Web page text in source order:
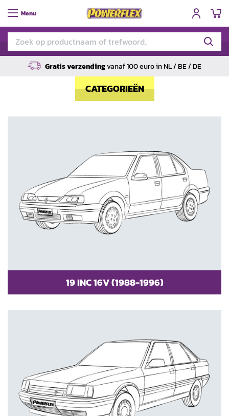
Menu
Gratis verzendingvanaf 100 euro in NL / BE / DE
19 INC 16V (1988-1996)
CATEGORIEËN